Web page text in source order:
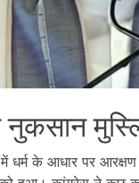
नुकसान
धर्म के आधार पर